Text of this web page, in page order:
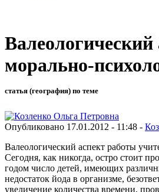
морально-
статья (география) по теме
Опубликовано 17.01.2012 - 11:48 -
Валеологический аспект работы
Сегодня, как никогда, остро стоит
годом число детей, имеющих
недостаток йода в организме,
увеличение количества времени,